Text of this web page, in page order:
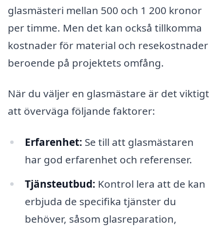
glasmästeri mellan 500 och 1 200 kronor
per timme. Men det kan också tillkomma
kostnader för material och resekostnader
beroende på projektets omfång.
När du väljer en glasmästare är det viktigt
att överväga följande faktorer:
Erfarenhet: Se till att glasmästaren
har god erfarenhet och referenser.
Tjänsteutbud: Kontrol lera att de kan
erbjuda de specifika tjänster du
behöver, såsom glasreparation,